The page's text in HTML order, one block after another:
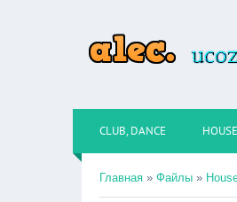
CLUB, DANCE
Главная » Файлы »